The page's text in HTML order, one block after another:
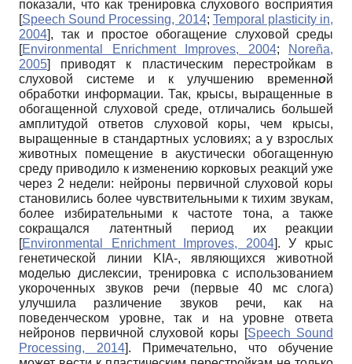
показали, что как тренировка слухового восприятия
[Speech Sound Processing, 2014; Temporal plasticity in,
2004], так и простое обогащение слуховой среды
[Environmental Enrichment Improves, 2004;
Noreña,
2005]
приводят к пластическим перестройкам в
слуховой системе и к улучшению временной
обработки информации. Так, крысы, выращенные в
обогащенной слуховой среде, отличались большей
амплитудой ответов слуховой коры, чем крысы,
выращенные в стандартных условиях; а у взрослых
животных помещение в акустически обогащенную
среду приводило к изменению корковых реакций уже
через 2 недели: нейроны первичной слуховой коры
становились более чувствительными к тихим звукам,
более избирательными к частоте тона, а также
сокращался латентный период их реакции
[Environmental Enrichment Improves, 2004]. У крыс
генетической линии KIA-, являющихся животной
моделью дислексии, тренировка с использованием
укороченных звуков речи (первые 40 мс слога)
улучшила различение звуков речи, как на
поведенческом уровне, так и на уровне ответа
нейронов первичной слуховой коры [Speech Sound
Processing, 2014]. Примечательно, что обучение